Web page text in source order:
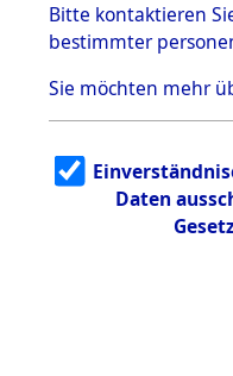
1.2.9.2
Effekten aus
dem KZ
Bayerisches
1.2.9.3
Effekten aus
dem KZ
Neuengamm
Bitte kontaktieren
bestimmter
Sie möchten mehr
Daten